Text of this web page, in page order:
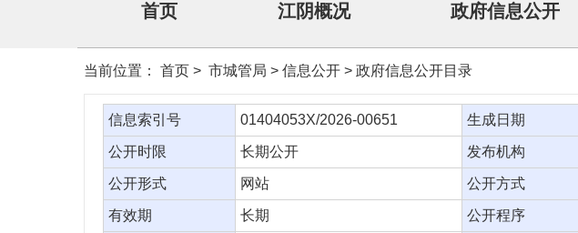
首页 江阴概况 政府信息公开
当前位置： 首页 > 市城管局 > 信息公开 > 政府信息公开目录
信息索引号 01404053X/2026-00651 生成日期
公开时限 长期公开 发布机构
公开形式 网站 公开方式
有效期 长期 公开程序